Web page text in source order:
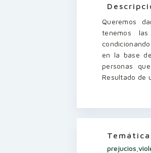
Queremos
tenemos
en la base
personas
Resultado de
prejucios